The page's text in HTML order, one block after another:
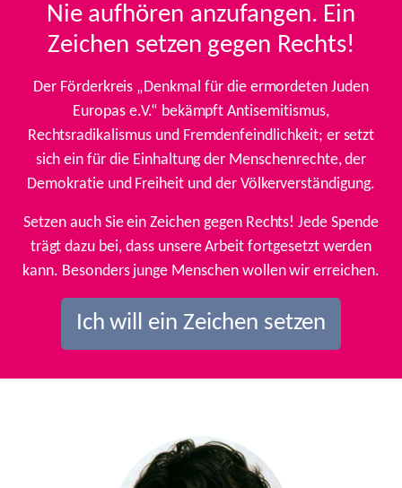
Nie aufhören anzufangen. Ein
Zeichen setzen gegen Rechts!
Der Förderkreis „Denkmal für die ermordeten Juden
Europas e.V.“ bekämpft Antisemitismus,
Rechtsradikalismus und Fremdenfeindlichkeit; er setzt
sich ein für die Einhaltung der Menschenrechte, der
Demokratie und Freiheit und der Völkerverständigung.
Setzen auch Sie ein Zeichen gegen Rechts! Jede Spende
trägt dazu bei, dass unsere Arbeit fortgesetzt werden
kann. Besonders junge Menschen wollen wir erreichen.
Ich will ein Zeichen setzen